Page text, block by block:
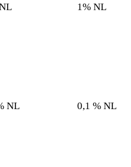
1% NL
NL 0,1 % NL